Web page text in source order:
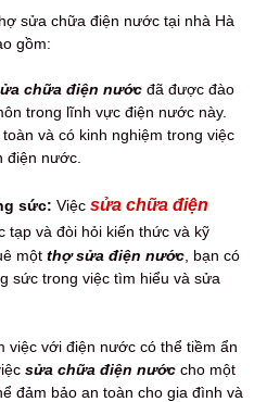
sửa chữa điện nước tại nhà Hà
gồm:
chữa điện nước đã được đào
trong lĩnh vực điện nước này.
và có kinh nghiệm trong việc
điện nước.
sức: Việc sửa chữa điện
tạp và đòi hỏi kiến thức và kỹ
một thợ sửa điện nước , bạn có
sức trong việc tìm hiểu và sửa
việc với điện nước có thể tiềm ẩn
sửa chữa điện nước cho một
đảm bảo an toàn cho gia đình và